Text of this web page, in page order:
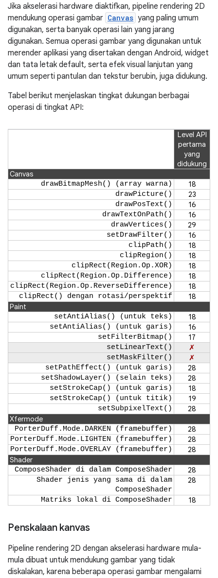
Jika akselerasi hardware diaktifkan, pipeline rendering 2D
mendukung operasi gambar Canvas yang paling umum
digunakan, serta banyak operasi lain yang jarang
digunakan. Semua operasi gambar yang digunakan untuk
merender aplikasi yang disertakan dengan Android, widget
dan tata letak default, serta efek visual lanjutan yang
umum seperti pantulan dan tekstur berubin, juga didukung.
Tabel berikut menjelaskan tingkat dukungan berbagai
operasi di tingkat API:
Level API
pertama
yang
didukung
Canvas
drawBitmapMesh() (array warna) 18
drawPicture() 23
drawPosText() 16
drawTextOnPath() 16
drawVertices() 29
setDrawFilter() 16
clipPath() 18
clipRegion() 18
clipRect(Region.Op.XOR) 18
clipRect(Region.Op.Difference) 18
clipRect(Region.Op.ReverseDifference) 18
clipRect() dengan rotasi/perspektif
18
Paint
setAntiAlias() (untuk teks) 18
setAntiAlias() (untuk garis) 16
setFilterBitmap() 17
setLinearText() ✗
setMaskFilter() ✗
setPathEffect() (untuk garis) 28
setShadowLayer() (selain teks) 28
setStrokeCap() (untuk garis) 18
setStrokeCap() (untuk titik) 19
setSubpixelText()
28
Xfermode
PorterDuff.Mode.DARKEN (framebuffer) 28
PorterDuff.Mode.LIGHTEN (framebuffer) 28
PorterDuff.Mode.OVERLAY (framebuffer)
28
Shader
ComposeShader di dalam ComposeShader 28
Shader jenis yang sama di dalam
ComposeShader
28
Matriks lokal di ComposeShader 18
Penskalaan kanvas
Pipeline rendering 2D dengan akselerasi hardware mula-
mula dibuat untuk mendukung gambar yang tidak
diskalakan, karena beberapa operasi gambar mengalami